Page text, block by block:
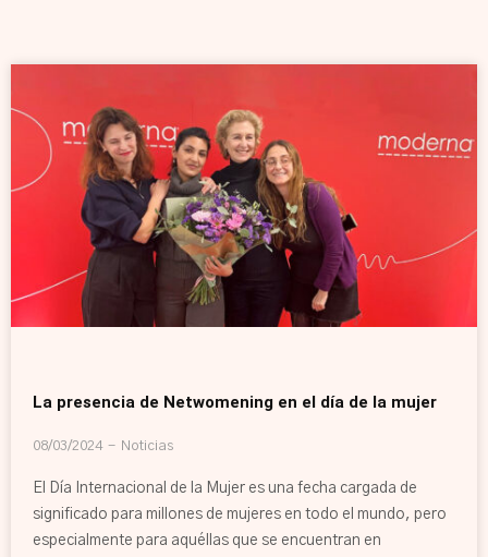
La presencia de Netwomening en el día de la mujer
08/03/2024 Noticias
El Día Internacional de la Mujer es una fecha cargada de
significado para millones de mujeres en todo el mundo, pero
especialmente para aquéllas que se encuentran en